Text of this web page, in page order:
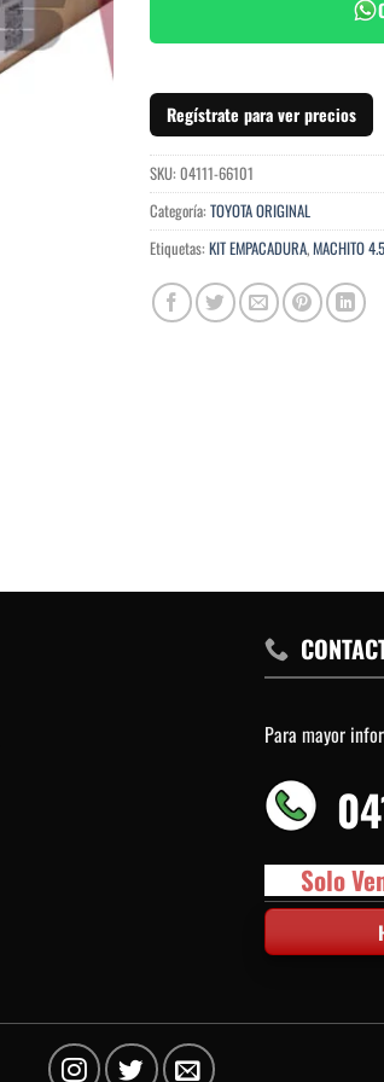
Regístrate para ver precios
SKU: 04111-66101
Categoría: TOYOTA ORIGINAL
Etiquetas: KIT EMPACADURA,MACHITO 4.5
Para mayor
Solo